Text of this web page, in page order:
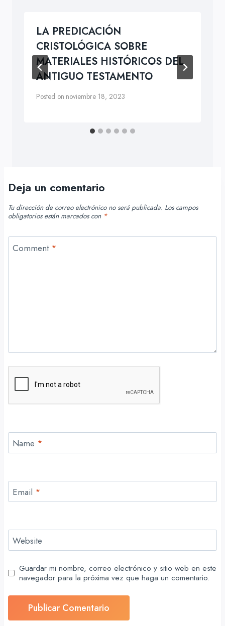
LA PREDICACIÓN
CRISTOLÓGICA SOBRE
MATERIALES HISTÓRICOS DEL
ANTIGUO TESTAMENTO
Posted on noviembre 18, 2023
Deja un comentario
Tu dirección de correo electrónico no será publicada. Los campos
obligatorios están marcados con *
Comment *
Name *
Email *
Website
Guardar mi nombre, correo electrónico y sitio web en este
navegador para la próxima vez que haga un comentario.